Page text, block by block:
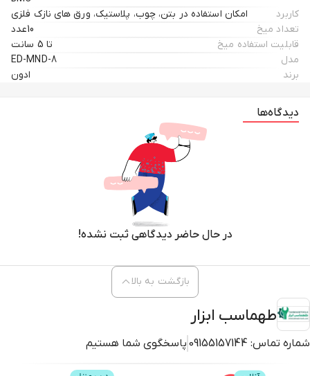
کاربرد
امکان استفاده در بتن، چوب، پلاستیک، ورق های نازک فلزی
تعداد میخ
10عدد
قابلیت استفاده میخ
تا 5 سانت
مدل
ED-MND-8
برند
ادون
دیدگاه‌ها
در حال حاضر دیدگاهی ثبت نشده!
طهماسب ابزار
شماره تماس: 09155157144 پاسخگوی شما هستیم
بازگشت به بالا